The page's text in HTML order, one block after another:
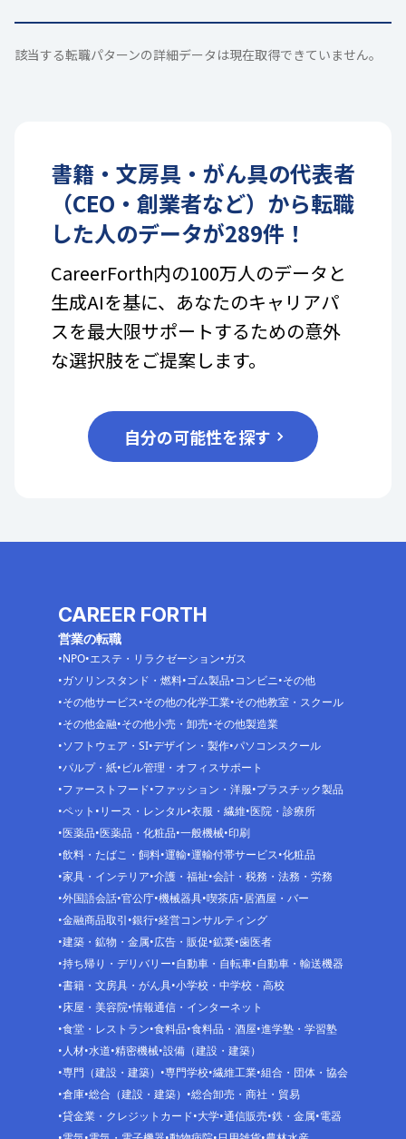
該当する転職パターンの詳細データは現在取得できていません。
書籍・文房具・がん具の代表者
（CEO・創業者など） から転職
した人のデータが289件！
CareerForth内の100万人のデータと
生成AIを基に、あなたのキャリアパ
スを最大限サポートするための意外
な選択肢をご提案します。
自分の可能性を探す
CAREER FORTH
営業の転職
NPO エステ・リラクゼーション ガス
ガソリンスタンド・燃料 ゴム製品 コンビニ その他
その他サービス その他の化学工業 その他教室・スクール
その他金融 その他小売・卸売 その他製造業
ソフトウェア・SI デザイン・製作 パソコンスクール
パルプ・紙 ビル管理・オフィスサポート
ファーストフード ファッション・洋服 プラスチック製品
ペット リース・レンタル 衣服・繊維 医院・診療所
医薬品 医薬品・化粧品 一般機械 印刷
飲料・たばこ・飼料 運輸 運輸付帯サービス 化粧品
家具・インテリア 介護・福祉 会計・税務・法務・労務
外国語会話 官公庁 機械器具 喫茶店 居酒屋・バー
金融商品取引 銀行 経営コンサルティング
建築・鉱物・金属 広告・販促 鉱業 歯医者
持ち帰り・デリバリー 自動車・自転車 自動車・輸送機器
書籍・文房具・がん具 小学校・中学校・高校
床屋・美容院 情報通信・インターネット
食堂・レストラン 食料品 食料品・酒屋 進学塾・学習塾
人材 水道 精密機械 設備（建設・建築）
専門（建設・建築）
専門学校 繊維工業 組合・団体・協会
倉庫 総合（建設・建築）
総合卸売・商社・貿易
貸金業・クレジットカード 大学 通信販売 鉄・金属 電器